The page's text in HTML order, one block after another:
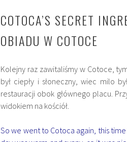
COTOCA’S SECRET
OBIADU W COTOCE
Kolejny raz zawitaliśmy w Cotoce,
był ciepły i słoneczny, wiec milo
restauracji obok głównego placu.
widokiem na kościół.
So we went to Cotoca again, this